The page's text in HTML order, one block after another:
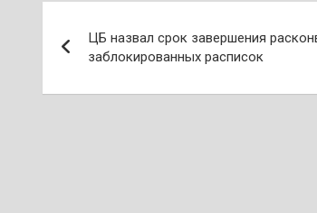
по
записям
ЦБ назвал срок завершения
заблокированных расписок